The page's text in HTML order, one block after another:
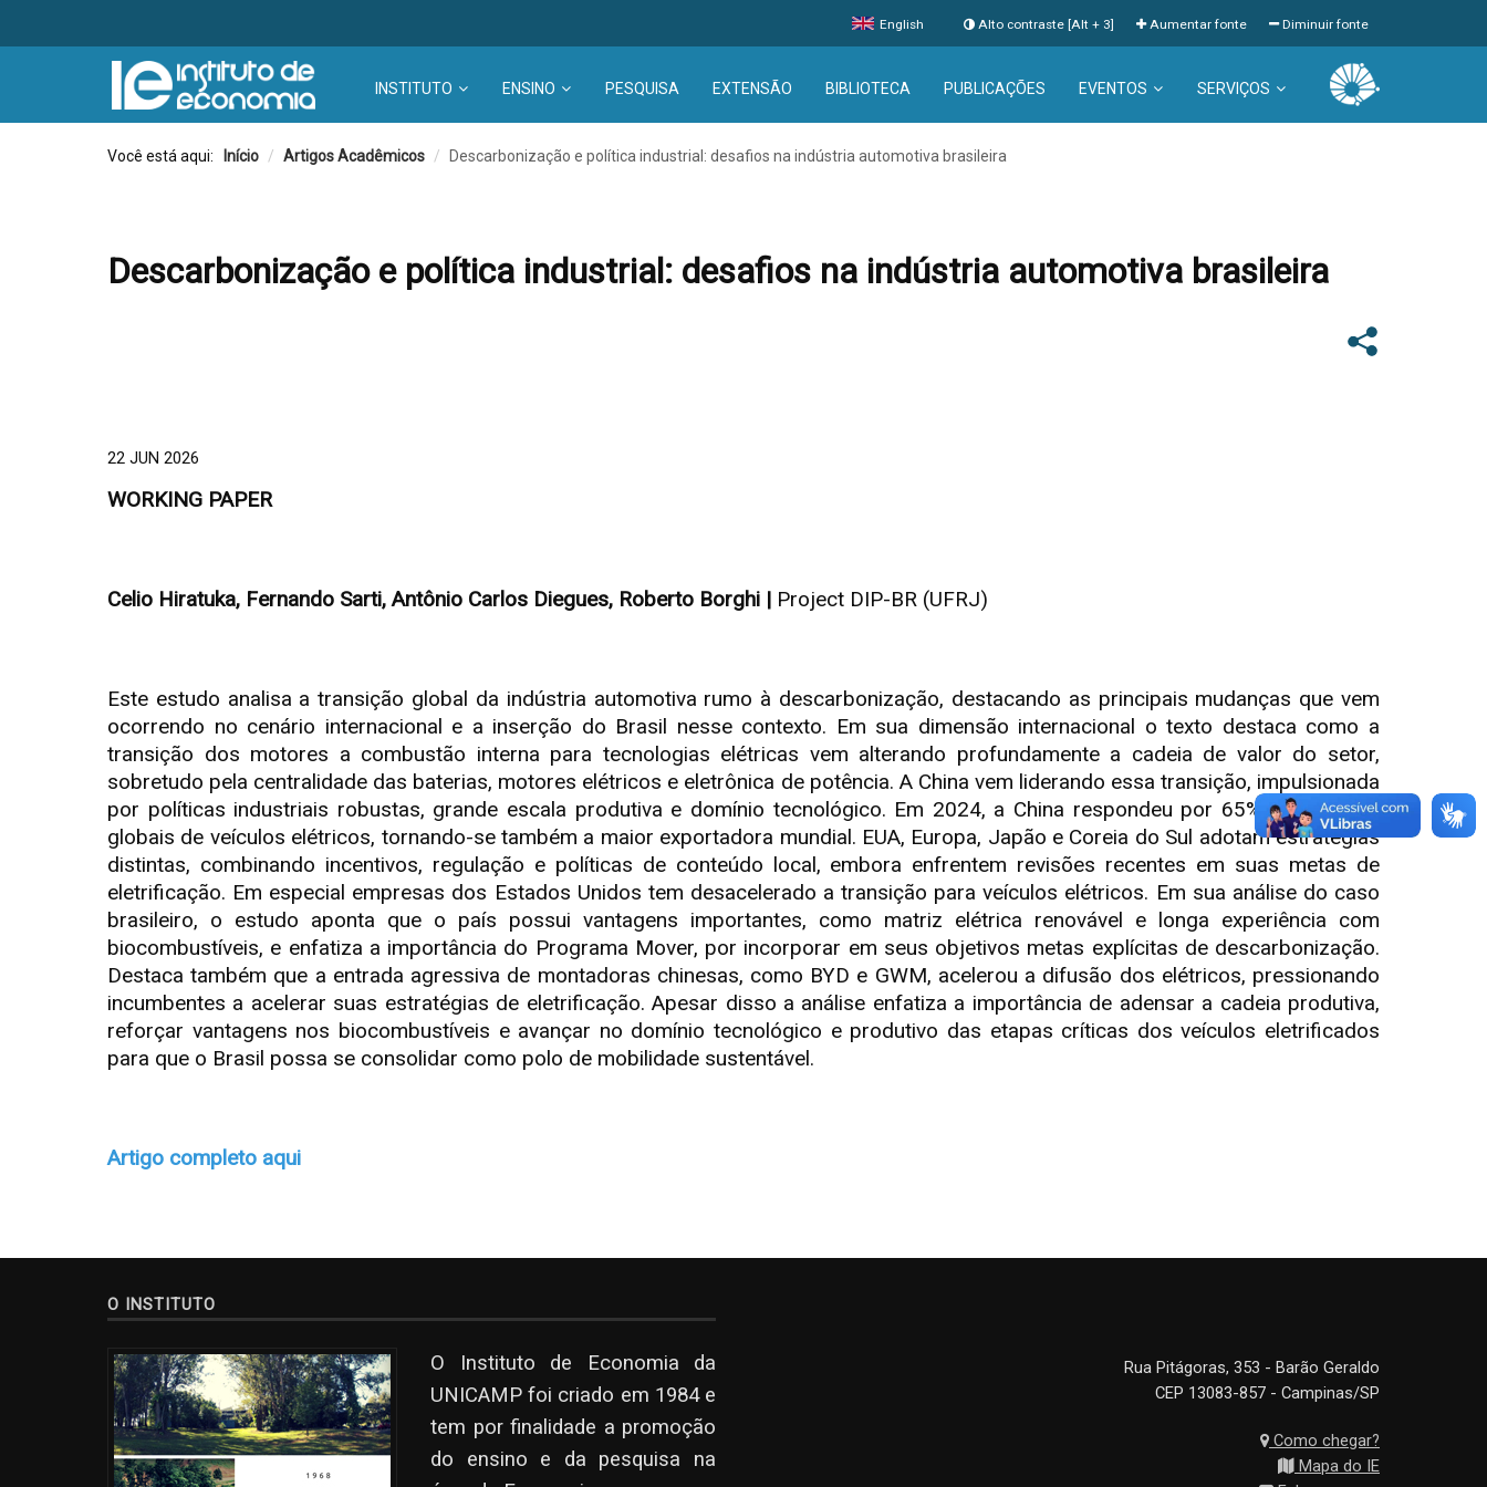
English Diminuir fonte
Aumentar fonte
Alto contraste [Alt + 3]
INSTITUTO ENSINO PESQUISA EXTENSÃO BIBLIOTECA PUBLICAÇÕES EVENTOS SERVIÇOS
Você está aqui: Início / Artigos Acadêmicos / Descarbonização e política industrial: desafios na indústria automotiva brasileira
Descarbonização e política industrial: desafios na indústria automotiva brasileira
22 JUN 2026
WORKING PAPER
Celio Hiratuka, Fernando Sarti, Antônio Carlos Diegues, Roberto Borghi | Project DIP-BR (UFRJ)
Este estudo analisa a transição global da indústria automotiva rumo à descarbonização, destacando as principais mudanças que vem
ocorrendo no cenário internacional e a inserção do Brasil nesse contexto. Em sua dimensão internacional o texto destaca como a
transição dos motores a combustão interna para tecnologias elétricas vem alterando profundamente a cadeia de valor do setor,
sobretudo pela centralidade das baterias, motores elétricos e eletrônica de potência. A China vem liderando essa transição, impulsionada
por políticas industriais robustas, grande escala produtiva e domínio tecnológico. Em 2024, a China respondeu por 65% das vendas
globais de veículos elétricos, tornando-se também a maior exportadora mundial. EUA, Europa, Japão e Coreia do Sul adotam estratégias
distintas, combinando incentivos, regulação e políticas de conteúdo local, embora enfrentem revisões recentes em suas metas de
eletrificação. Em especial empresas dos Estados Unidos tem desacelerado a transição para veículos elétricos. Em sua análise do caso
brasileiro, o estudo aponta que o país possui vantagens importantes, como matriz elétrica renovável e longa experiência com
biocombustíveis, e enfatiza a importância do Programa Mover, por incorporar em seus objetivos metas explícitas de descarbonização.
Destaca também que a entrada agressiva de montadoras chinesas, como BYD e GWM, acelerou a difusão dos elétricos, pressionando
incumbentes a acelerar suas estratégias de eletrificação. Apesar disso a análise enfatiza a importância de adensar a cadeia produtiva,
reforçar vantagens nos biocombustíveis e avançar no domínio tecnológico e produtivo das etapas críticas dos veículos eletrificados
para que o Brasil possa se consolidar como polo de mobilidade sustentável.
Artigo completo aqui
O INSTITUTO
O Instituto de Economia da
UNICAMP foi criado em 1984 e
tem por finalidade a promoção
do ensino e da pesquisa na
Rua Pitágoras, 353 - Barão Geraldo
CEP 13083-857 - Campinas/SP
Como chegar?
Mapa do IE